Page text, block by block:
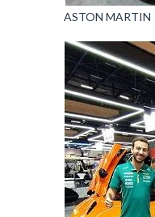
ASTON MARTIN